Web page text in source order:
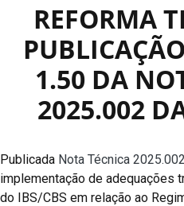
REFORMA
1.50 DA
2025.002
Publicada Nota Técnica
implementação de adequações
do IBS/CBS em relação ao